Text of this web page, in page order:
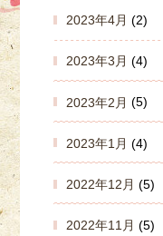
2023年4月 (2)
2023年3月 (4)
2023年2月 (5)
2023年1月 (4)
2022年12月 (5)
2022年11月 (5)